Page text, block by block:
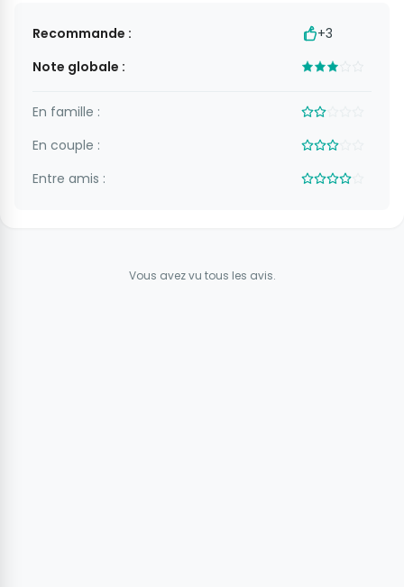
Recommande :
+3
Note globale :
En famille :
En couple :
Entre amis :
Vous avez vu tous les avis.